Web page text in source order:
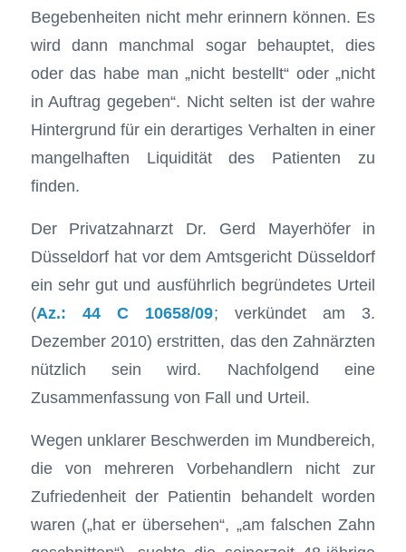
Begebenheiten nicht mehr erinnern können. Es
wird dann manchmal sogar behauptet, dies
oder das habe man „nicht bestellt“ oder „nicht
in Auftrag gegeben“. Nicht selten ist der wahre
Hintergrund für ein derartiges Verhalten in einer
mangelhaften Liquidität des Patienten zu
finden.
Der Privatzahnarzt Dr. Gerd Mayerhöfer in
Düsseldorf hat vor dem Amtsgericht Düsseldorf
ein sehr gut und ausführlich begründetes Urteil
(Az.: 44 C 10658/09; verkündet am 3.
Dezember 2010) erstritten, das den Zahnärzten
nützlich sein wird. Nachfolgend eine
Zusammenfassung von Fall und Urteil.
Wegen unklarer Beschwerden im Mundbereich,
die von mehreren Vorbehandlern nicht zur
Zufriedenheit der Patientin behandelt worden
waren („hat er übersehen“, „am falschen Zahn